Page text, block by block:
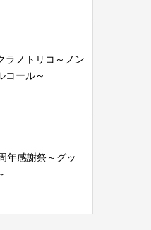
ラノトリコ～ノン
コール～
年感謝祭～グッ